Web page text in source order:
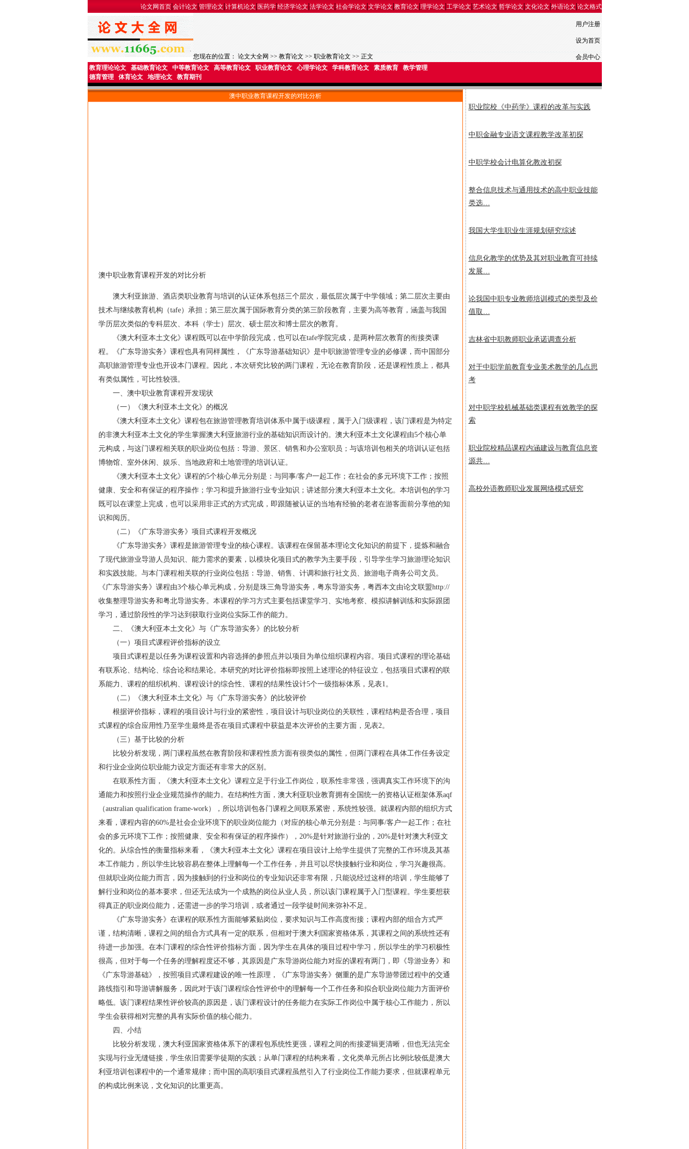
论文网首页|会计论文|管理论文|计算机论文| 医药学|经济学论文|法学论文|社会学论文|文学论文|教育论文|理学论文|工学论文|艺术论文|哲学论文|文化论文|外语论文|论文格式
用户注册
设为首页
您现在的位置：论文大全网>>教育论文>>职业教育论文>> 正文
会员中心
教育理论论文
基础教育论文 中等教育论文 高等教育论文 职业教育论文 心理学论文 学科教育论文 素质教育
教学管理
德育管理
体育论文 地理论文 教育期刊
澳中职业教育课程开发的对比分析
澳中职业教育课程开发的对比分析
澳大利亚旅游、酒店类职业教育与培训的认证体系包括三个层次，最低层次属于中学领域；第二层次主要由
技术与继续教育机构（tafe）承担；第三层次属于国际教育分类的第三阶段教育，主要为高等教育，涵盖与我国
学历层次类似的专科层次、本科（学士）层次、硕士层次和博士层次的教育。
《澳大利亚本土文化》课程既可以在中学阶段完成，也可以在tafe学院完成，是两种层次教育的衔接类课
程。《广东导游实务》课程也具有同样属性，《广东导游基础知识》是中职旅游管理专业的必修课，而中国部分
高职旅游管理专业也开设本门课程。因此，本次研究比较的两门课程，无论在教育阶段，还是课程性质上，都具
有类似属性，可比性较强。
一、澳中职业教育课程开发现状
（一）《澳大利亚本土文化》的概况
《澳大利亚本土文化》课程包在旅游管理教育培训体系中属于i级课程，属于入门级课程，该门课程是为特定
的非澳大利亚本土文化的学生掌握澳大利亚旅游行业的基础知识而设计的。澳大利亚本土文化课程由5个核心单
元构成，与这门课程相关联的职业岗位包括：导游、景区、销售和办公室职员；与该培训包相关的培训认证包括
博物馆、室外休闲、娱乐、当地政府和土地管理的培训认证。
《澳大利亚本土文化》课程的5个核心单元分别是：与同事/客户一起工作；在社会的多元环境下工作；按照
健康、安全和有保证的程序操作；学习和提升旅游行业专业知识；讲述部分澳大利亚本土文化。本培训包的学习
既可以在课堂上完成，也可以采用非正式的方式完成，即跟随被认证的当地有经验的老者在游客面前分享他的知
识和阅历。
（二）《广东导游实务》项目式课程开发概况
《广东导游实务》课程是旅游管理专业的核心课程。该课程在保留基本理论文化知识的前提下，提炼和融合
了现代旅游业导游人员知识、能力需求的要素，以模块化项目式的教学为主要手段，引导学生学习旅游理论知识
和实践技能。与本门课程相关联的行业岗位包括：导游、销售、计调和旅行社文员、旅游电子商务公司文员。
《广东导游实务》课程由3个核心单元构成，分别是珠三角导游实务，粤东导游实务，粤西本文由论文联盟http://
收集整理导游实务和粤北导游实务。本课程的学习方式主要包括课堂学习、实地考察、模拟讲解训练和实际跟团
学习，通过阶段性的学习达到获取行业岗位实际工作的能力。
二、《澳大利亚本土文化》与《广东导游实务》的比较分析
（一）项目式课程评价指标的设立
项目式课程是以任务为课程设置和内容选择的参照点并以项目为单位组织课程内容。项目式课程的理论基础
有联系论、结构论、综合论和结果论。本研究的对比评价指标即按照上述理论的特征设立，包括项目式课程的联
系能力、课程的组织机构、课程设计的综合性、课程的结果性设计5个一级指标体系，见表1。
（二）《澳大利亚本土文化》与《广东导游实务》的比较评价
根据评价指标，课程的项目设计与行业的紧密性，项目设计与职业岗位的关联性，课程结构是否合理，项目
式课程的综合应用性乃至学生最终是否在项目式课程中获益是本次评价的主要方面，见表2。
（三）基于比较的分析
比较分析发现，两门课程虽然在教育阶段和课程性质方面有很类似的属性，但两门课程在具体工作任务设定
和行业企业岗位职业能力设定方面还有非常大的区别。
在联系性方面，《澳大利亚本土文化》课程立足于行业工作岗位，联系性非常强，强调真实工作环境下的沟
通能力和按照行业企业规范操作的能力。在结构性方面，澳大利亚职业教育拥有全国统一的资格认证框架体系aqf
（australian qualification frame-work），所以培训包各门课程之间联系紧密，系统性较强。就课程内部的组织方式
来看，课程内容的60%是社会企业环境下的职业岗位能力（对应的核心单元分别是：与同事/客户一起工作；在社
会的多元环境下工作；按照健康、安全和有保证的程序操作），20%是针对旅游行业的，20%是针对澳大利亚文
化的。从综合性的衡量指标来看，《澳大利亚本土文化》课程在项目设计上给学生提供了完整的工作环境及其基
本工作能力，所以学生比较容易在整体上理解每一个工作任务，并且可以尽快接触行业和岗位，学习兴趣很高。
但就职业岗位能力而言，因为接触到的行业和岗位的专业知识还非常有限，只能说经过这样的培训，学生能够了
解行业和岗位的基本要求，但还无法成为一个成熟的岗位从业人员，所以该门课程属于入门型课程。学生要想获
得真正的职业岗位能力，还需进一步的学习培训，或者通过一段学徒时间来弥补不足。
《广东导游实务》在课程的联系性方面能够紧贴岗位，要求知识与工作高度衔接；课程内部的组合方式严
谨，结构清晰，课程之间的组合方式具有一定的联系，但相对于澳大利国家资格体系，其课程之间的系统性还有
待进一步加强。在本门课程的综合性评价指标方面，因为学生在具体的项目过程中学习，所以学生的学习积极性
很高，但对于每一个任务的理解程度还不够，其原因是广东导游岗位能力对应的课程有两门，即《导游业务》和
《广东导游基础》，按照项目式课程建设的唯一性原理，《广东导游实务》侧重的是广东导游带团过程中的交通
路线指引和导游讲解服务，因此对于该门课程综合性评价中的理解每一个工作任务和拟合职业岗位能力方面评价
略低。该门课程结果性评价较高的原因是，该门课程设计的任务能力在实际工作岗位中属于核心工作能力，所以
学生会获得相对完整的具有实际价值的核心能力。
四、小结
比较分析发现，澳大利亚国家资格体系下的课程包系统性更强，课程之间的衔接逻辑更清晰，但也无法完全
实现与行业无缝链接，学生依旧需要学徒期的实践；从单门课程的结构来看，文化类单元所占比例比较低是澳大
利亚培训包课程中的一个通常规律；而中国的高职项目式课程虽然引入了行业岗位工作能力要求，但就课程单元
的构成比例来说，文化知识的比重更高。
职业院校《中药学》课程的改革与实践
中职金融专业语文课程教学改革初探
中职学校会计电算化教改初探
整合信息技术与通用技术的高中职业技能
类选…
我国大学生职业生涯规划研究综述
信息化教学的优势及其对职业教育可持续
发展…
论我国中职专业教师培训模式的类型及价
值取…
吉林省中职教师职业承诺调查分析
对于中职学前教育专业美术教学的几点思
考
对中职学校机械基础类课程有效教学的探
索
职业院校精品课程内涵建设与教育信息资
源共…
高校外语教师职业发展网络模式研究